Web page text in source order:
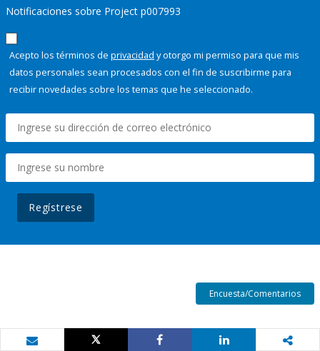
Notificaciones sobre Project p007993
Acepto los términos de privacidad y otorgo mi permiso para que mis
datos personales sean procesados con el fin de suscribirme para
recibir novedades sobre los temas que he seleccionado.
Regístrese
Encuesta/Comentarios